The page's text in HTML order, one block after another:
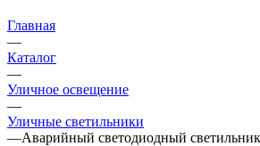
Главная
—
Каталог
—
Уличное освещение
—
Уличные светильники
—Аварийный светодиодный